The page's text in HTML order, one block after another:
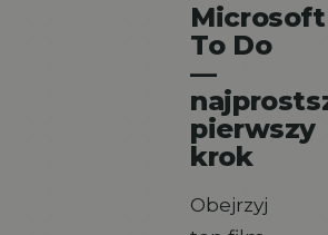
Microsoft
To Do
—
pierwszy
krok
Obejrzyj